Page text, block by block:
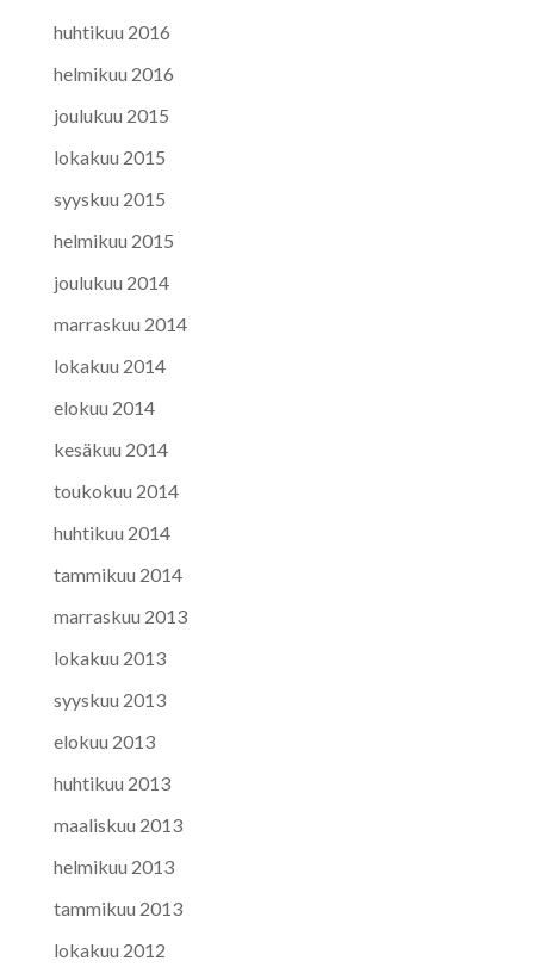
huhtikuu 2016
helmikuu 2016
joulukuu 2015
lokakuu 2015
syyskuu 2015
helmikuu 2015
joulukuu 2014
marraskuu 2014
lokakuu 2014
elokuu 2014
kesäkuu 2014
toukokuu 2014
huhtikuu 2014
tammikuu 2014
marraskuu 2013
lokakuu 2013
syyskuu 2013
elokuu 2013
huhtikuu 2013
maaliskuu 2013
helmikuu 2013
tammikuu 2013
lokakuu 2012